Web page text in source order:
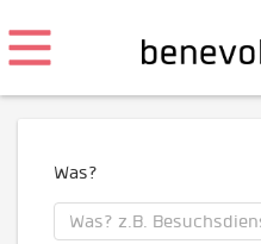
Was?